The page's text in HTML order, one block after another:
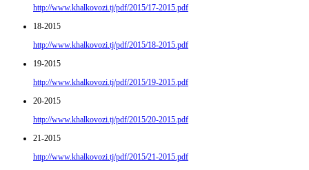
http://www.khalkovozi.tj/pdf/2015/17-2015.pdf
18-2015
http://www.khalkovozi.tj/pdf/2015/18-2015.pdf
19-2015
http://www.khalkovozi.tj/pdf/2015/19-2015.pdf
20-2015
http://www.khalkovozi.tj/pdf/2015/20-2015.pdf
21-2015
http://www.khalkovozi.tj/pdf/2015/21-2015.pdf